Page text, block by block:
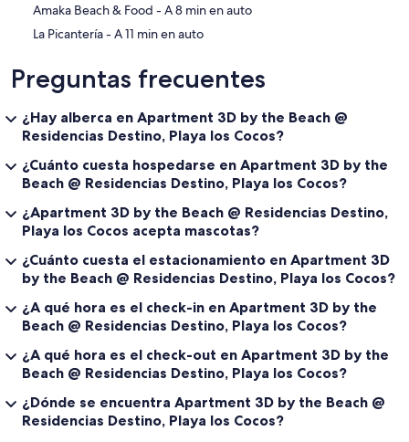
‪Amaka Beach & Food - ‬A 8 min en auto
‪La Picantería - ‬A 11 min en auto
Preguntas frecuentes
¿Hay alberca en Apartment 3D by the Beach @
Residencias Destino, Playa los Cocos?
¿Cuánto cuesta hospedarse en Apartment 3D by the
Beach @ Residencias Destino, Playa los Cocos?
¿Apartment 3D by the Beach @ Residencias Destino,
Playa los Cocos acepta mascotas?
¿Cuánto cuesta el estacionamiento en Apartment 3D
by the Beach @ Residencias Destino, Playa los Cocos?
¿A qué hora es el check-in en Apartment 3D by the
Beach @ Residencias Destino, Playa los Cocos?
¿A qué hora es el check-out en Apartment 3D by the
Beach @ Residencias Destino, Playa los Cocos?
¿Dónde se encuentra Apartment 3D by the Beach @
Residencias Destino, Playa los Cocos?